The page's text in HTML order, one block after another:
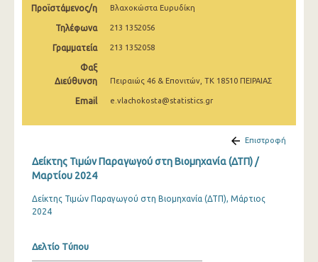
Ιανουαρίου 2025
Δεκεμβρίου 2024
Οκτωβρίου 2024
Ιουλίου 2024
Προϊστάμενος/η Βλαχοκώστα Ευρυδίκη
Τηλέφωνα 213 1352056
Γραμματεία 213 1352058
Φαξ
Διεύθυνση
Πειραιώς 46 & Επονιτών, ΤΚ 18510 ΠΕΙΡΑΙΑΣ
Email e.vlachokosta@statistics.gr
Επιστροφή
Δείκτης Τιμών Παραγωγού στη Βιομηχανία (ΔΤΠ) /
Μαρτίου 2024
Δείκτης Τιμών Παραγωγού στη Βιομηχανία (ΔΤΠ), Μάρτιος
2024
Δελτίο Τύπου